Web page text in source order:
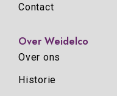
Contact
Over Weidelco
Over ons
Historie